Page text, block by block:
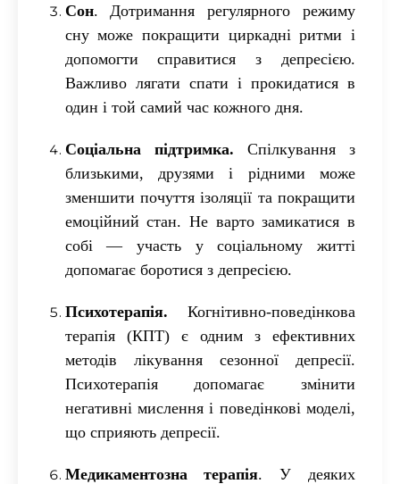
Сон. Дотримання регулярного режиму
сну може покращити циркадні ритми і
допомогти справитися з депресією.
Важливо лягати спати і прокидатися в
один і той самий час кожного дня.
Соціальна підтримка. Спілкування з
близькими, друзями і рідними може
зменшити почуття ізоляції та покращити
емоційний стан. Не варто замикатися в
собі — участь у соціальному житті
допомагає боротися з депресією.
Психотерапія. Когнітивно-поведінкова
терапія (КПТ) є одним з ефективних
методів лікування сезонної депресії.
Психотерапія допомагає змінити
негативні мислення і поведінкові моделі,
що сприяють депресії.
Медикаментозна терапія. У деяких